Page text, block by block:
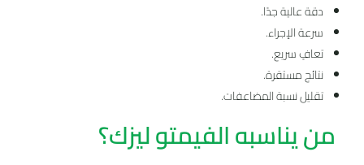
دقة عالية جدًا.
سرعة الإجراء.
تعافٍ سريع.
نتائج مستقرة.
تقليل نسبة المضاعفات.
من يناسبه الفيمتو ليزك؟